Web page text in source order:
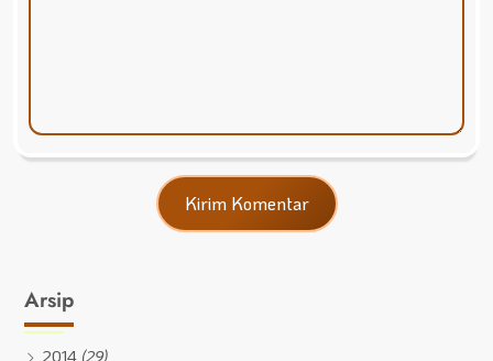
Arsip
2014 (29)